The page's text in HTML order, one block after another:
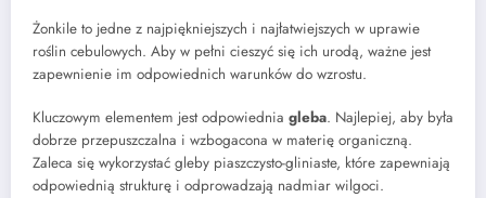
Żonkile to jedne z najpiękniejszych i najłatwiejszych w uprawie
roślin cebulowych. Aby w pełni cieszyć się ich urodą, ważne jest
zapewnienie im odpowiednich warunków do wzrostu.
Kluczowym elementem jest odpowiednia gleba. Najlepiej, aby była
dobrze przepuszczalna i wzbogacona w materię organiczną.
Zaleca się wykorzystać gleby piaszczysto-gliniaste, które zapewniają
odpowiednią strukturę i odprowadzają nadmiar wilgoci.